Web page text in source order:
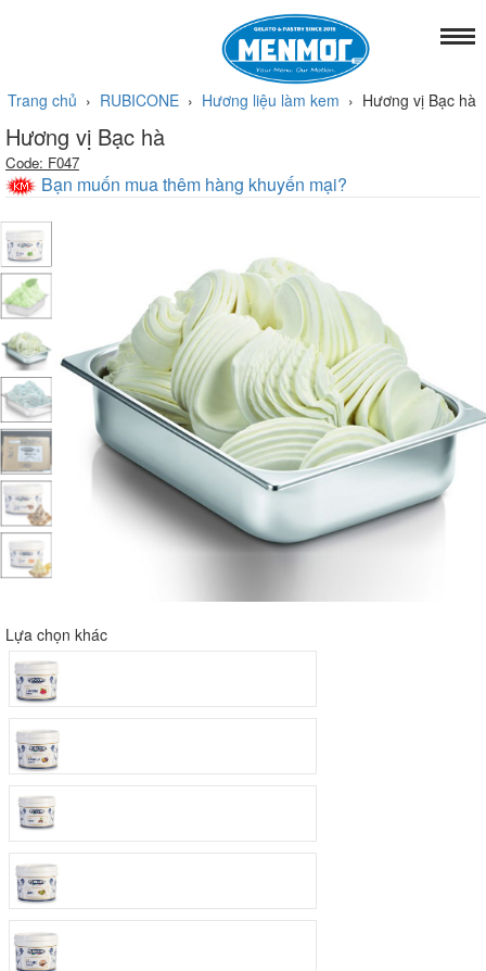
Trang chủ › RUBICONE › Hương liệu làm kem › Hương vị Bạc hà
Hương vị Bạc hà
Code: F047
Bạn muốn mua thêm hàng khuyến mại?
Lựa chọn khác